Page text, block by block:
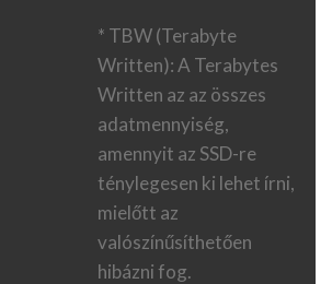
* TBW (Terabyte
Written): A Terabytes
Written az az összes
adatmennyiség,
amennyit az SSD-re
ténylegesen ki lehet írni,
mielőtt az
valószínűsíthetően
hibázni fog.